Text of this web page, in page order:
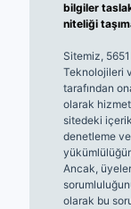
bilgiler
niteliği
Sitemiz,
Teknolojileri
tarafından
olarak
sitedeki
denetleme
Ancak,
olarak bu